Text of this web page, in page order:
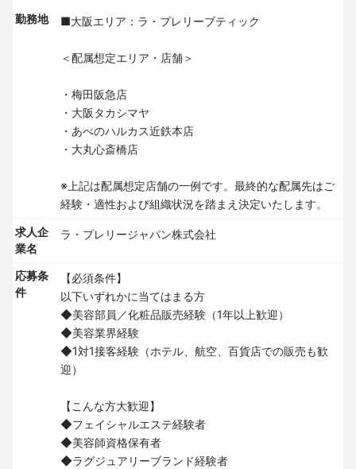
勤務地 ■大阪エリア：ラ・プレリーブティック
＜配属想定エリア・店舗＞
・梅田阪急店
・大阪タカシマヤ
・あべのハルカス近鉄本店
・大丸心斎橋店
※上記は配属想定店舗の一例です。最終的な配属先はご
経験・適性および組織状況を踏まえ決定いたします。
求人企
業名
ラ・プレリージャパン株式会社
応募条
件
【必須条件】
以下いずれかに当てはまる方
◆美容部員／化粧品販売経験（1年以上歓迎）
◆美容業界経験
◆1対1接客経験（ホテル、航空、百貨店での販売も歓
迎）
【こんな方大歓迎】
◆フェイシャルエステ経験者
◆美容師資格保有者
◆ラグジュアリーブランド経験者